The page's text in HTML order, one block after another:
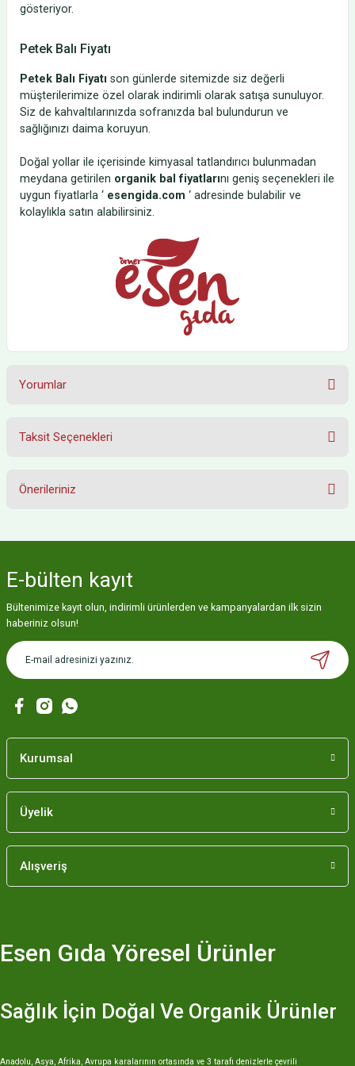
gösteriyor.
Petek Balı Fiyatı
Petek Balı Fiyatı son günlerde sitemizde siz değerli
müşterilerimize özel olarak indirimli olarak satışa sunuluyor.
Siz de kahvaltılarınızda sofranızda bal bulundurun ve
sağlığınızı daima koruyun.
Doğal yollar ile içerisinde kimyasal tatlandırıcı bulunmadan
meydana getirilen organik bal fiyatlarını geniş seçenekleri ile
uygun fiyatlarla ‘ esengida.com ‘ adresinde bulabilir ve
kolaylıkla satın alabilirsiniz.
Yorumlar
Taksit Seçenekleri
Önerileriniz
Görüş ve önerileriniz için teşekkür ederiz.
Ürün resmi kalitesiz, bozuk veya görüntülenemiyor.
Ürün açıklamasında eksik bilgiler bulunuyor.
Ürün bilgilerinde hatalar bulunuyor.
Bu ürüne benzer farklı alternatifler olmalı.
E-bülten kayıt
Bültenimize kayıt olun, indirimli ürünlerden ve kampanyalardan ilk sizin
haberiniz olsun!
Kurumsal
Üyelik
Alışveriş
Esen Gıda Yöresel Ürünler
Sağlık İçin Doğal Ve Organik Ürünler
Anadolu, Asya, Afrika, Avrupa karalarının ortasında ve 3 tarafı denizlerle çevrili